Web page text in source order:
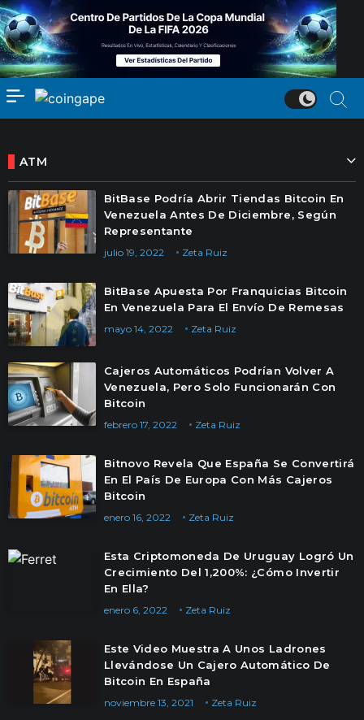
ATM
BitBase Podría Abrir Tiendas Bitcoin En
Venezuela Antes De Diciembre, Según
Representante
Zeta Ruiz
julio 19, 2022
BitBase Apuesta Por Franquicias Bitcoin
En Venezuela Para El Envío De Remesas
Zeta Ruiz
mayo 14, 2022
Cajeros Automáticos Podrían Volver A
Venezuela, Pero Solo Funcionarán Con
Bitcoin
Zeta Ruiz
febrero 17, 2022
Bitnovo Revela Que España Se Convertirá
En El País De Europa Con Más Cajeros
Bitcoin
Zeta Ruiz
enero 16, 2022
Esta Criptomoneda De Uruguay Logró Un
Crecimiento Del 1,200%: ¿Cómo Invertir
En Ella?
Zeta Ruiz
enero 6, 2022
Este Video Muestra A Unos Ladrones
Llevándose Un Cajero Automático De
Bitcoin En España
Zeta Ruiz
noviembre 13, 2021